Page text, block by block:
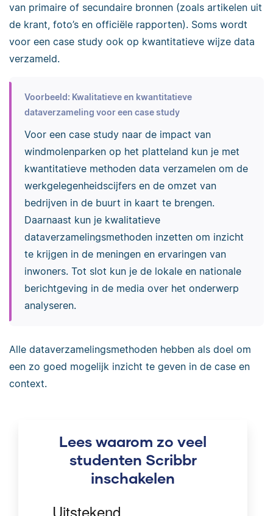
van primaire of secundaire bronnen (zoals artikelen uit
de krant, foto’s en officiële rapporten). Soms wordt
voor een case study ook op kwantitatieve wijze data
verzameld.
Voorbeeld: Kwalitatieve en kwantitatieve
dataverzameling voor een case study
Voor een case study naar de impact van
windmolenparken op het platteland kun je met
kwantitatieve methoden data verzamelen om de
werkgelegenheidscijfers en de omzet van
bedrijven in de buurt in kaart te brengen.
Daarnaast kun je kwalitatieve
dataverzamelingsmethoden inzetten om inzicht
te krijgen in de meningen en ervaringen van
inwoners. Tot slot kun je de lokale en nationale
berichtgeving in de media over het onderwerp
analyseren.
Alle dataverzamelingsmethoden hebben als doel om
een zo goed mogelijk inzicht te geven in de case en
context.
Lees waarom zo veel
studenten Scribbr
inschakelen